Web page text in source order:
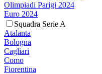
Olimpiadi Parigi 2024
Euro 2024
Squadra Serie A
Atalanta
Bologna
Cagliari
Como
Fiorentina